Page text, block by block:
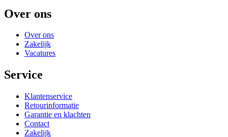
Over ons
Over ons
Zakelijk
Vacatures
Service
Klantenservice
Retourinformatie
Garantie en klachten
Contact
Zakelijk